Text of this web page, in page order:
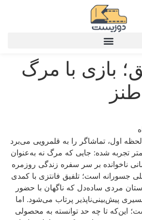
بازی با مرگ
اول، تماشاگر را به قلمرویی می‌برد
تجربه شده: جایی که مرگ نه به‌عنوان
ناخوانده بر سر سفره زندگی روزمره
جسورانه است؛ تلفیق فانتزی با کمدی
مردی ساده‌دل که ناگهان با حضور
پیش‌بینی‌ناپذیر پرتاب می‌شود. اما
این‌که تا چه حد توانسته به محصولی